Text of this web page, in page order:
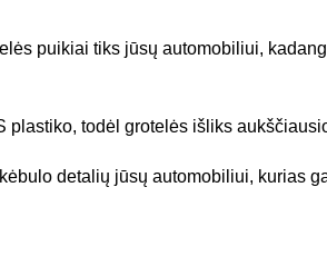
puikiai tiks jūsų automobiliui,
plastiko, todėl grotelės išliks
detalių jūsų automobiliui, kurias